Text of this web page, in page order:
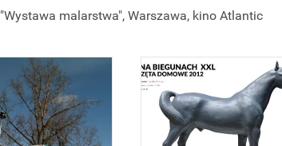
"Wystawa malarstwa", Warszawa, kino Atlantic